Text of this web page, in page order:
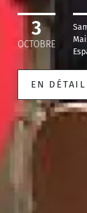
3
OCTOBRE
EN DÉTAIL